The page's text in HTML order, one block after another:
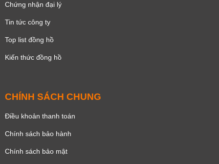
Chứng nhận đại lý
Tin tức công ty
Top list đồng hồ
Kiến thức đồng hồ
CHÍNH SÁCH CHUNG
Điều khoản thanh toán
Chính sách bảo hành
Chính sách bảo mật